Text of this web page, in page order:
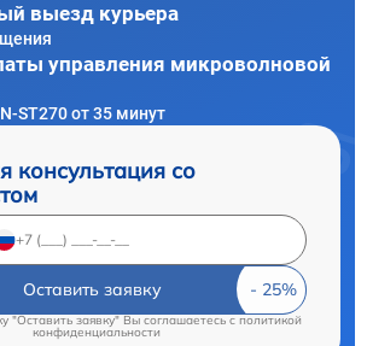
выезд курьера
управления микроволновой
ST270 от 35 минут
консультация со
Оставить заявку
"Оставить заявку" Вы соглашаетесь cполитикой
конфиденциальности